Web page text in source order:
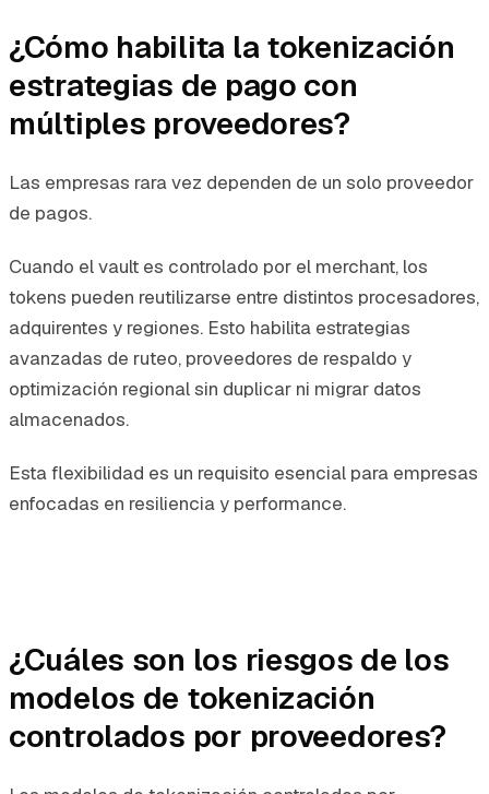
¿Cómo habilita la tokenización
estrategias de pago con
múltiples proveedores?
Las empresas rara vez dependen de un solo proveedor
de pagos.
Cuando el vault es controlado por el merchant, los
tokens pueden reutilizarse entre distintos procesadores,
adquirentes y regiones. Esto habilita estrategias
avanzadas de ruteo, proveedores de respaldo y
optimización regional sin duplicar ni migrar datos
almacenados.
Esta flexibilidad es un requisito esencial para empresas
enfocadas en resiliencia y performance.
¿Cuáles son los riesgos de los
modelos de tokenización
controlados por proveedores?